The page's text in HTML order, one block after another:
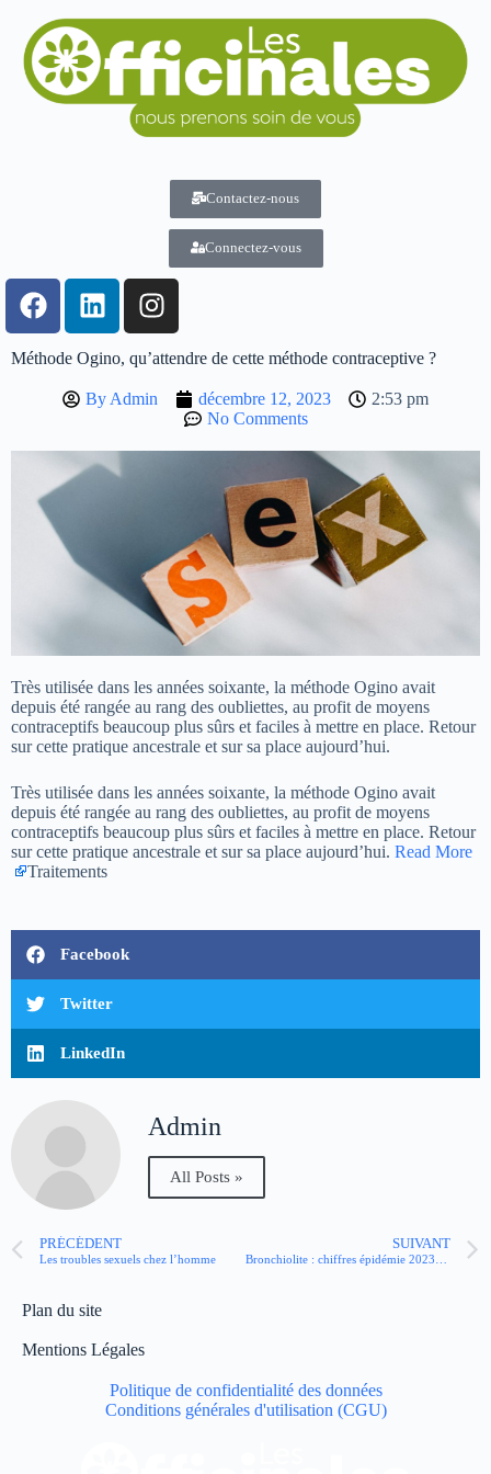
Contactez-nous
Connectez-vous
Méthode Ogino, qu’attendre de cette méthode contraceptive ?
By Admin décembre 12, 2023
2:53 pm
No Comments
Très utilisée dans les années soixante, la méthode Ogino avait
depuis été rangée au rang des oubliettes, au profit de moyens
contraceptifs beaucoup plus sûrs et faciles à mettre en place. Retour
sur cette pratique ancestrale et sur sa place aujourd’hui.
Très utilisée dans les années soixante, la méthode Ogino avait
depuis été rangée au rang des oubliettes, au profit de moyens
contraceptifs beaucoup plus sûrs et faciles à mettre en place. Retour
sur cette pratique ancestrale et sur sa place aujourd’hui. Read More
Traitements
Facebook
Twitter
LinkedIn
Admin
All Posts »
PRÉCÉDENT
Les troubles sexuels chez l’homme
SUIVANT
Plan du site
Mentions Légales
Politique de confidentialité des données
Conditions générales d'utilisation (CGU)